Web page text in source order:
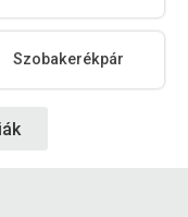
Szobakerékpár